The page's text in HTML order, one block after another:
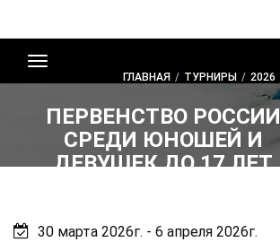
Показать/
скрыть
ГЛАВНАЯ / ТУРНИРЫ / 2026
ПЕРВЕНСТВО РОССИИ
СРЕДИ ЮНОШЕЙ И
ДЕВУШЕК ДО 17 ЛЕТ
30 марта 2026г. - 6 апреля 2026г.